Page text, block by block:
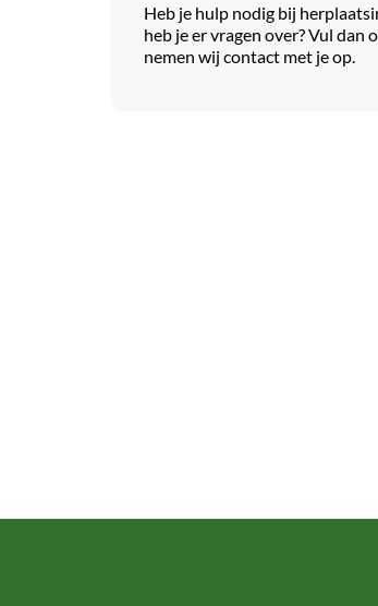
Heb je hulp nodig bij
heb je er vragen over? Vul
nemen wij contact met je op.